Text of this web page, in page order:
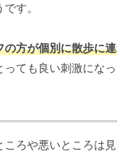
す。
の方が個別に散歩に
ても良い刺激にな
毎日食べるものだ
ろや悪いところは